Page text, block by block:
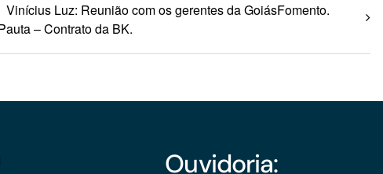
Vinícius Luz: Reunião com os gerentes da GoiásFomento.
– Contrato da BK.
Ouvidoria: